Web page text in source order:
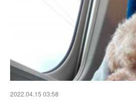
2022.04.15 03:58